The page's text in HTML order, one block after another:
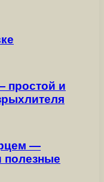
простой и
—
полезные